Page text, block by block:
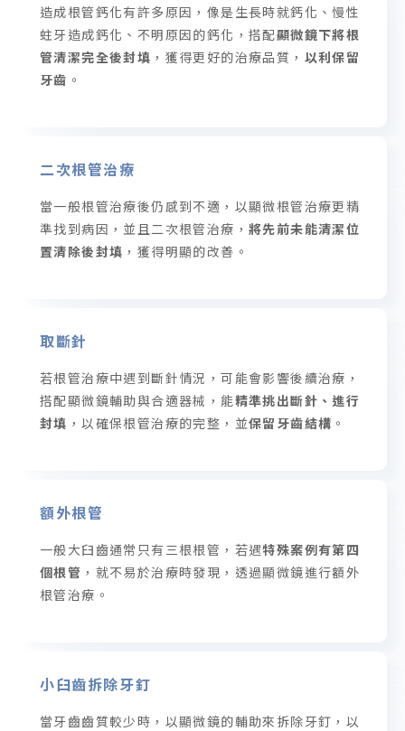
造成根管鈣化有許多原因，像是生長時就鈣化、慢性
蛀牙造成鈣化、不明原因的鈣化，搭配顯微鏡下將根
管清潔完全後封填 ，獲得更好的治療品質， 以利保留
牙齒 。
二次根管治療
當一般根管治療後仍感到不適，以顯微根管治療更精
準找到病因，並且二次根管治療， 將先前未能清潔位
置清除後封填 ，獲得明顯的改善。
取斷針
若根管治療中遇到斷針情況，可能會影響後續治療，
搭配顯微鏡輔助與合適器械，能精準挑出斷針、進行
封填 ，以確保根管治療的完整，並保留牙齒結構 。
額外根管
一般大臼齒通常只有三根根管，若遇特殊案例有第四
個根管 ，就不易於治療時發現，透過顯微鏡進行額外
根管治療。
小臼齒拆除牙釘
當牙齒齒質較少時，以顯微鏡的輔助來拆除牙釘，以